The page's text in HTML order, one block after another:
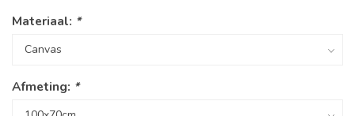
Materiaal: *
Afmeting: *